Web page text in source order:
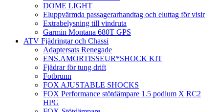
DOME LIGHT
Eluppvärmda passagerarhandtag och eluttag för visir
Extrabelysning till vindruta
Garmin Montana 680T GPS
ATV Fjädringar och Chassi
Adaptersats Renegade
ENS.AMORTISSEUR*SHOCK KIT
Fjädrar för tung drift
Fotbrunn
FOX AJUSTABLE SHOCKS
FOX Performance stötdämpare 1.5 podium X RC2
HPG